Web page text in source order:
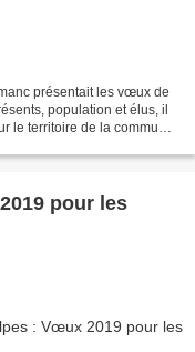
présentait les vœux de
population et élus, il
le territoire de la commune.
pour les